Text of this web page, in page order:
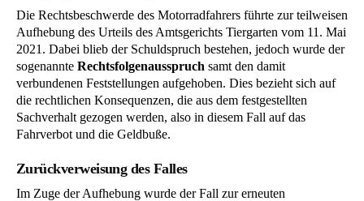
Die Rechtsbeschwerde des Motorradfahrers führte zur teilweisen
Aufhebung des Urteils des Amtsgerichts Tiergarten vom 11. Mai
2021. Dabei blieb der Schuldspruch bestehen, jedoch wurde der
sogenannte Rechtsfolgenausspruch samt den damit
verbundenen Feststellungen aufgehoben. Dies bezieht sich auf
die rechtlichen Konsequenzen, die aus dem festgestellten
Sachverhalt gezogen werden, also in diesem Fall auf das
Fahrverbot und die Geldbuße.
Zurückverweisung des Falles
Im Zuge der Aufhebung wurde der Fall zur erneuten